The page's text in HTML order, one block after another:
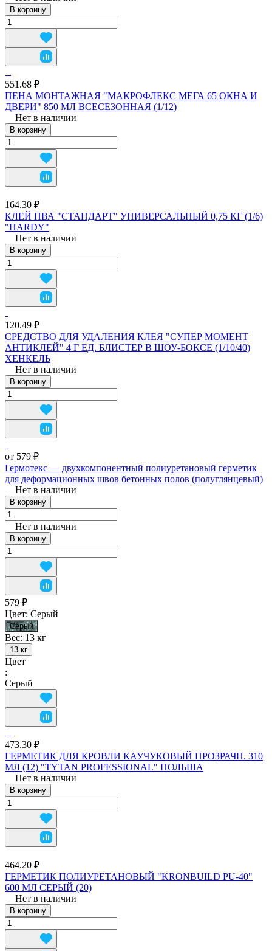
В корзину
551.68 ₽
ПЕНА МОНТАЖНАЯ "МАКРОФЛЕКС МЕГА 65 ОКНА И
ДВЕРИ" 850 МЛ ВСЕСЕЗОННАЯ (1/12)
Нет в наличии
В корзину
164.30 ₽
КЛЕЙ ПВА "СТАНДАРТ" УНИВЕРСАЛЬНЫЙ 0,75 КГ (1/6)
"HARDY"
Нет в наличии
В корзину
120.49 ₽
СРЕДСТВО ДЛЯ УДАЛЕНИЯ КЛЕЯ "СУПЕР МОМЕНТ
АНТИКЛЕЙ" 4 Г ЕД. БЛИСТЕР В ШОУ-БОКСЕ (1/10/40)
ХЕНКЕЛЬ
Нет в наличии
В корзину
от 579 ₽
Гермотекс — двухкомпонентный полиуретановый герметик
для деформационных швов бетонных полов (полуглянцевый)
Нет в наличии
В корзину
Нет в наличии
В корзину
579 ₽
Цвет: Серый
Серый
Вес: 13 кг
13 кг
Цвет
:
Серый
473.30 ₽
ГЕРМЕТИК ДЛЯ КРОВЛИ КАУЧУКОВЫЙ ПРОЗРАЧН. 310
МЛ (12) "TYTAN PROFESSIONAL" ПОЛЬША
Нет в наличии
В корзину
464.20 ₽
ГЕРМЕТИК ПОЛИУРЕТАНОВЫЙ "KRONBUILD PU-40"
600 МЛ СЕРЫЙ (20)
Нет в наличии
В корзину